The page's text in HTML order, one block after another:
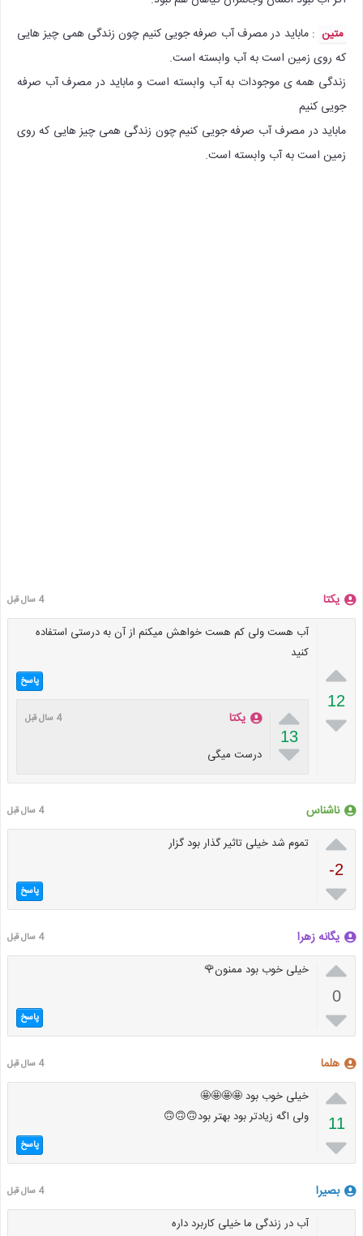
متین : ماباید در مصرف آب صرفه جویی کنیم چون زندگی همی چیز هایی
که روی زمین است به آب وابسته است.
زندگی همه ی موجودات به آب وابسته است و ماباید در مصرف آب صرفه
جویی کنیم
ماباید در مصرف آب صرفه جویی کنیم چون زندگی همی چیز هایی که روی
زمین است به آب وابسته است.
یکتا 4 سال قبل

12

آب هست ولی کم هست خواهش میکنم از آن به درستی استفاده
کنید
پاسخ

13

یکتا 4 سال قبل
درست میگی
ناشناس 4 سال قبل

-2

تموم شد خیلی تاثیر گذار بود گزار
پاسخ
یگانه زهرا 4 سال قبل

0

خیلی خوب بود ممنون🌹
پاسخ
هلما 4 سال قبل

11

خیلی خوب بود 🤩🤩🤩🤩
ولی اگه زیادتر بود بهتر بود🙃🙃🙃
پاسخ
بصیرا 4 سال قبل
آب در زندگی ما خیلی کاربرد داره